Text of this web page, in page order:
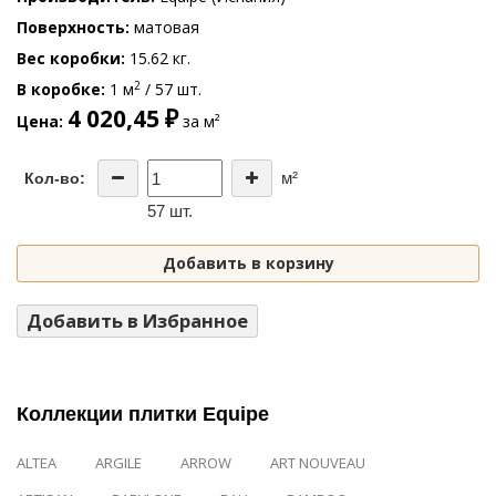
Поверхность матовая
Вес коробки 15.62 кг.
В коробке 1 м2 / 57 шт.
Цена 4 020,45 ₽за м²
Кол-во:
м²
57 шт.
Добавить в корзину
Добавить в Избранное
Коллекции плитки Equipe
ALTEA ARGILE ARROW
ART NOUVEAU